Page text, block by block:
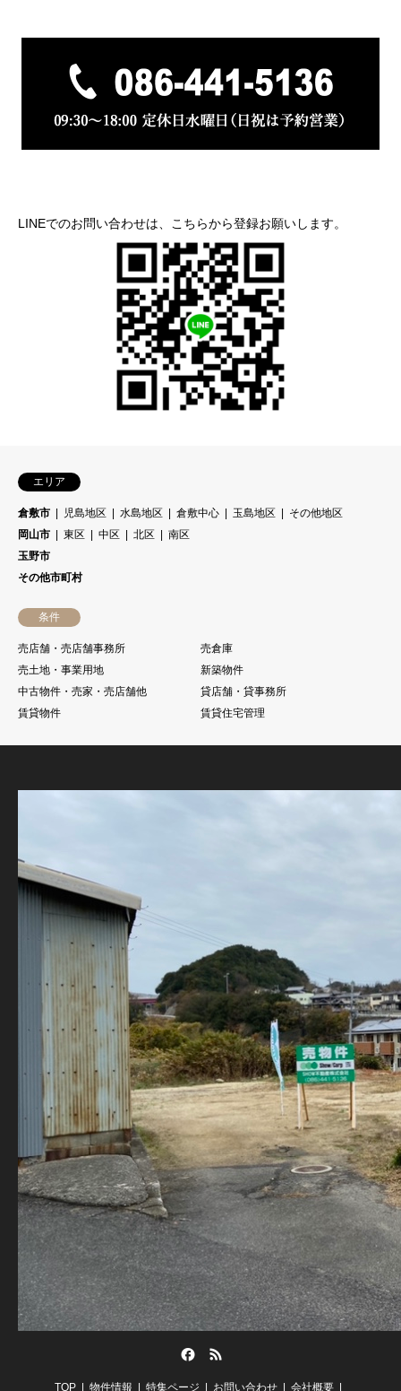
LINEでのお問い合わせは、こちらから登録お願いします。
エリア
倉敷市 児島地区 水島地区 倉敷中心 玉島地区
その他地区
岡山市
東区 中区 北区
南区
玉野市
その他市町村
条件
売店舗・売店舗事務所
売倉庫
売土地・事業用地
新築物件
中古物件・売家・売店舗他
貸店舗・貸事務所
賃貸物件
賃貸住宅管理
TOP 物件情報 特集ページ お問い合わせ 会社概要